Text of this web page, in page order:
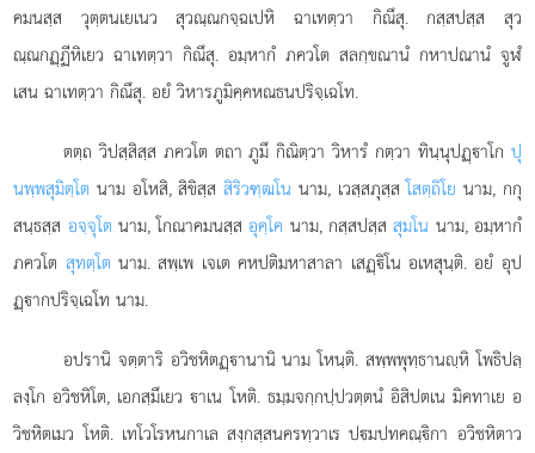
คมนสฺส วุตฺตนเยเนว สุวณฺณกจฺฉเปหิ ฉาเทตฺวา กิณึสุ. กสฺสปสฺส สุว
ณฺณกฏฺฏีหิเยว ฉาเทตฺวา กิณึสุ. อมฺหากํ ภควโต สลกฺขณานํ กหาปณานํ จูฬํ
เสน ฉาเทตฺวา กิณึสุ. อยํ วิหารภูมิคฺคหณธนปริจฺเฉโท.
ตตฺถวิปสฺสิสฺส ภควโต ตถา ภูมึ กิณิตฺวา วิหารํ กตฺวา ทินฺนุปฏฺาโก ปุ
นพฺพสุมิตฺโต นาม อโหสิ, สิขิสฺสสิริวฑฺฒโน นาม, เวสฺสภุสฺสโสตฺถิโย นาม, กกุ
สนฺธสฺส อจฺจุโต นาม, โกณาคมนสฺสอุคฺโค นาม, กสฺสปสฺสสุมโน นาม, อมฺหากํ
ภควโต สุทตฺโต นาม. สพฺเพ เจเต คหปติมหาสาลา เสฏฺิโน อเหสุนฺติ. อยํ อุป
ฏฺากปริจฺเฉโท นาม.
อปรานิ จตฺตาริ อวิชหิตฏฺานานิ นาม โหนฺติ. สพฺพพุทฺธานฺหิ โพธิปลฺ
ลงฺโก อวิชหิโต, เอกสฺมึเยว าเน โหติ. ธมฺมจกฺกปฺปวตฺตนํ อิสิปตเน มิคทาเย อ
วิชหิตเมว โหติ. เทโวโรหนกาเล สงฺกสฺสนครทฺวาเร ปมปทคณฺิกา อวิชหิตาว